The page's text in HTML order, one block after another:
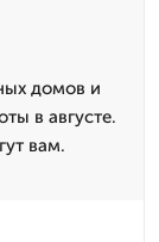
домов и
в августе.
вам.